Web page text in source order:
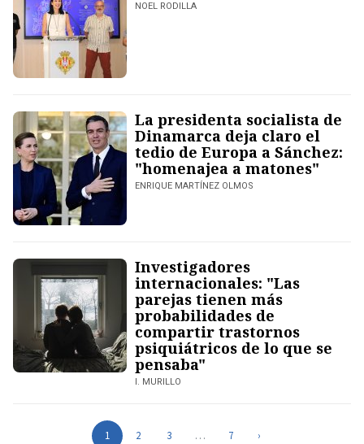
NOEL RODILLA
La presidenta socialista de
Dinamarca deja claro el
tedio de Europa a Sánchez:
"homenajea a matones"
ENRIQUE MARTÍNEZ OLMOS
Investigadores
internacionales: "Las
parejas tienen más
probabilidades de
compartir trastornos
psiquiátricos de lo que se
pensaba"
I. MURILLO
1 2 3 … 7 ›